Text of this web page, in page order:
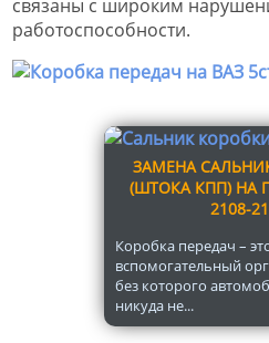
связаны с широким
работоспособности.
ЗАМЕНА
(ШТОКА КПП) НА
2108-
Коробка передач –
вспомогательный
без которого
никуда не...